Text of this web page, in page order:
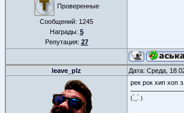
Проверенные
Сообщений: 1245
Награды: 5
Репутация: 27
leave_plz Дата: Среда,
рек рок хип хоп
(.́_.̀ )